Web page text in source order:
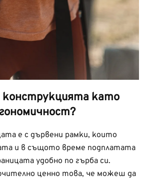
конструкцията като
е с дървени рамки, които
и в същото време подплатата
удобно по гърба си.
ценно това, че можеш да